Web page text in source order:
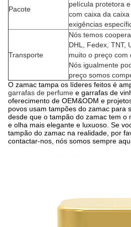
Pacote
película protetora
com caixa da
exigências
Transporte
Nós temos
DHL, Fedex, TNT,
muito o preço com
Nós igualmente
preço somos
O zamac tampa os líderes feitos é
garrafas de perfume e garrafas de
oferecimento de OEM&ODM e
povos usam tampões do zamac para
desde que o tampão do zamac tem o
e olha mais elegante e luxuoso. Se
tampão do zamac na realidade, por
contactar-nos, nós somos sempre